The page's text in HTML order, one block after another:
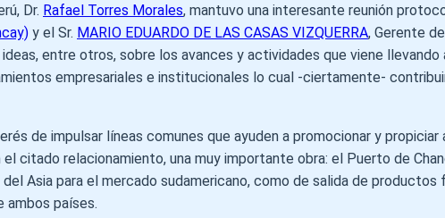
Dr. Rafael Torres Morales, mantuvo una interesante reunión
y el Sr. MARIO EDUARDO DE LAS CASAS VIZQUERRA, Gerente
entre otros, sobre los avances y actividades que viene
empresariales e institucionales lo cual -ciertamente-
de impulsar líneas comunes que ayuden a promocionar y
citado relacionamiento, una muy importante obra: el Puerto de
Asia para el mercado sudamericano, como de salida de
países.